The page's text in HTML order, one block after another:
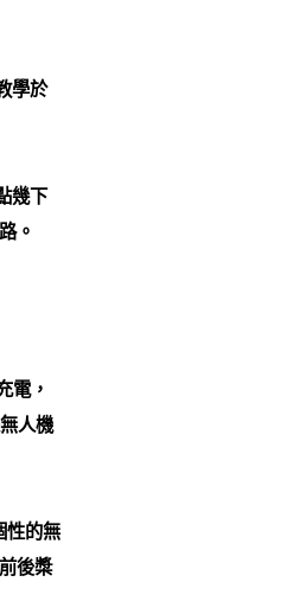
學於
幾下
。
電，
人機
性的無
後槳